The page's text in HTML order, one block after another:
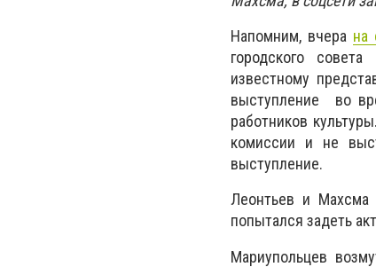
Напомним, вчера на
городского
известному
выступление во
работников
комиссии и не
выступление.
Леонтьев и Махсма
попытался задеть
Мариупольцев